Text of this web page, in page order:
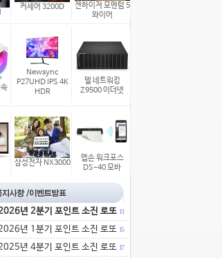
커세어 3200D
젠하이저 모멘텀 5
와이어
Newsync
P27UHD IPS 4K
HDR
델 네트워킹
Z9500 이더넷
삼성전자 NX3000
엡손 워크포스
DS-40 모바
년 2분기 포인트 소진 로또 13
년 1분기 포인트 소진 로또 15
년 4분기 포인트 소진 로또 17